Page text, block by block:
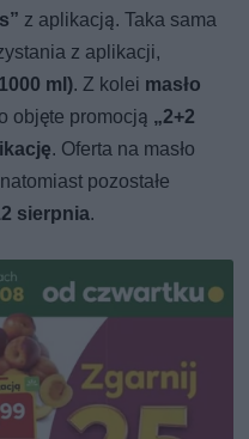
z aplikacją. Taka sama
z aplikacji,
ml). Z kolei masło
objęte promocją „2+2
. Oferta na masło
pozostałe
sierpnia.